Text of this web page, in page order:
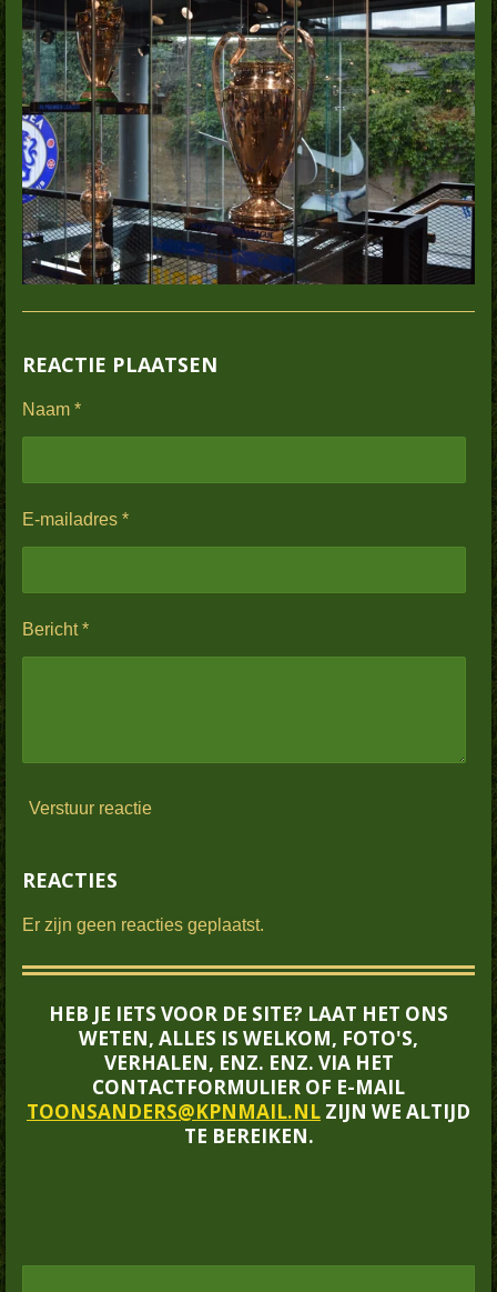
REACTIE PLAATSEN
Naam *
E-mailadres *
Bericht *
Verstuur reactie
REACTIES
Er zijn geen reacties geplaatst.
HEB JE IETS VOOR DE SITE? LAAT HET ONS
WETEN, ALLES IS WELKOM, FOTO'S,
VERHALEN, ENZ. ENZ. VIA HET
CONTACTFORMULIER OF E-MAIL
TOONSANDERS@KPNMAIL.NL ZIJN WE ALTIJD
TE BEREIKEN.